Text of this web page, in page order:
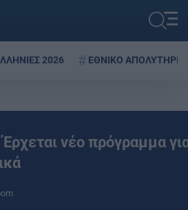
2026 ΕΘΝΙΚΟ ΑΠΟΛΥΤΗΡΙΟ
νέο πρόγραμμα